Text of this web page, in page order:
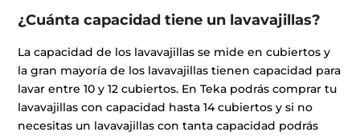
¿Cuánta capacidad tiene un lavavajillas?
La capacidad de los lavavajillas se mide en cubiertos y
la gran mayoría de los lavavajillas tienen capacidad para
lavar entre 10 y 12 cubiertos. En Teka podrás comprar tu
lavavajillas con capacidad hasta 14 cubiertos y si no
necesitas un lavavajillas con tanta capacidad podrás